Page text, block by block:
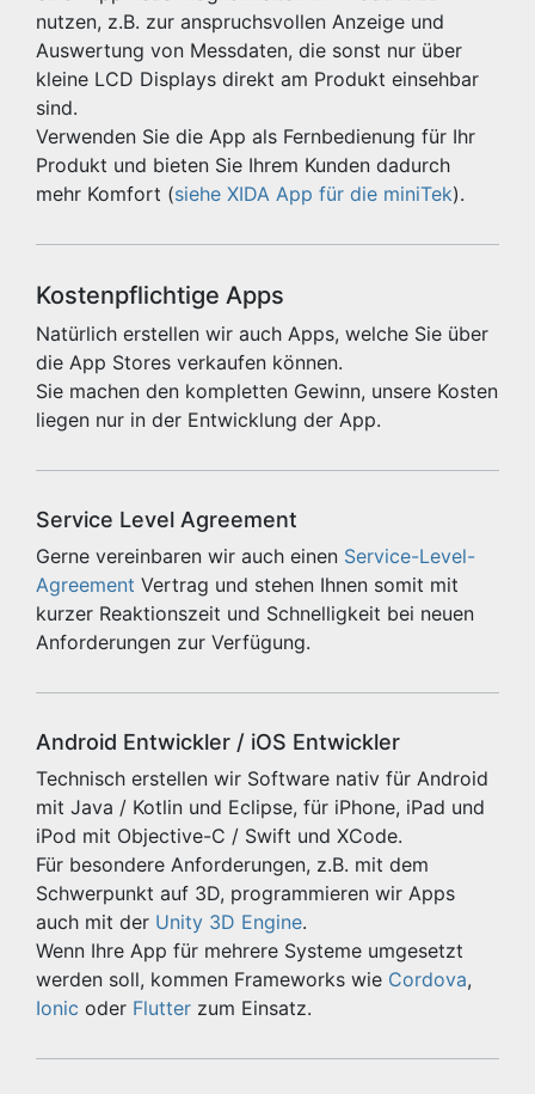
nutzen, z.B. zur anspruchsvollen Anzeige und
Auswertung von Messdaten, die sonst nur über
kleine LCD Displays direkt am Produkt einsehbar
sind.
Verwenden Sie die App als Fernbedienung für Ihr
Produkt und bieten Sie Ihrem Kunden dadurch
mehr Komfort (siehe XIDA App für die miniTek).
Kostenpflichtige Apps
Natürlich erstellen wir auch Apps, welche Sie über
die App Stores verkaufen können.
Sie machen den kompletten Gewinn, unsere Kosten
liegen nur in der Entwicklung der App.
Service Level Agreement
Gerne vereinbaren wir auch einen Service-Level-
Agreement Vertrag und stehen Ihnen somit mit
kurzer Reaktionszeit und Schnelligkeit bei neuen
Anforderungen zur Verfügung.
Android Entwickler / iOS Entwickler
Technisch erstellen wir Software nativ für Android
mit Java / Kotlin und Eclipse, für iPhone, iPad und
iPod mit Objective-C / Swift und XCode.
Für besondere Anforderungen, z.B. mit dem
Schwerpunkt auf 3D, programmieren wir Apps
auch mit der Unity 3D Engine.
Wenn Ihre App für mehrere Systeme umgesetzt
werden soll, kommen Frameworks wie Cordova,
Ionic oder Flutter zum Einsatz.